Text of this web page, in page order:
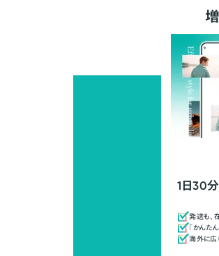
1日30
発送も、
「かんた
海外に広